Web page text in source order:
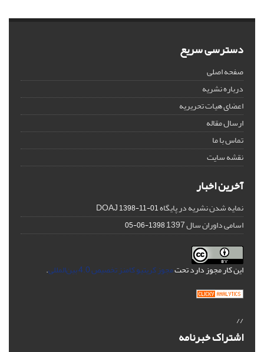
دسترسی سریع
صفحه اصلی
درباره نشریه
اعضای هیات تحریریه
ارسال مقاله
تماس با ما
نقشه سایت
آخرین اخبار
نمایه شدن نشریه در پایگاه DOAJ1398-11-01
اسامی داوران سال 1397 1398-06-05
این کار مجوز دارد تحتمجوز کریتیو کامنز تخصیص 4.0 بین‌المللی .
//
اشتراک خبرنامه